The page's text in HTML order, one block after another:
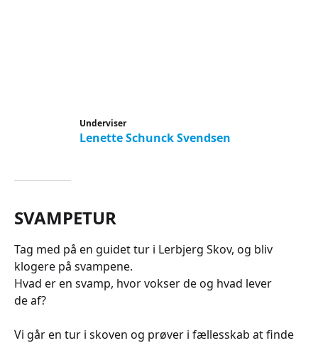
Underviser
Lenette Schunck Svendsen
SVAMPETUR
Tag med på en guidet tur i Lerbjerg Skov, og bliv
klogere på svampene.
Hvad er en svamp, hvor vokser de og hvad lever
de af?
Vi går en tur i skoven og prøver i fællesskab at finde